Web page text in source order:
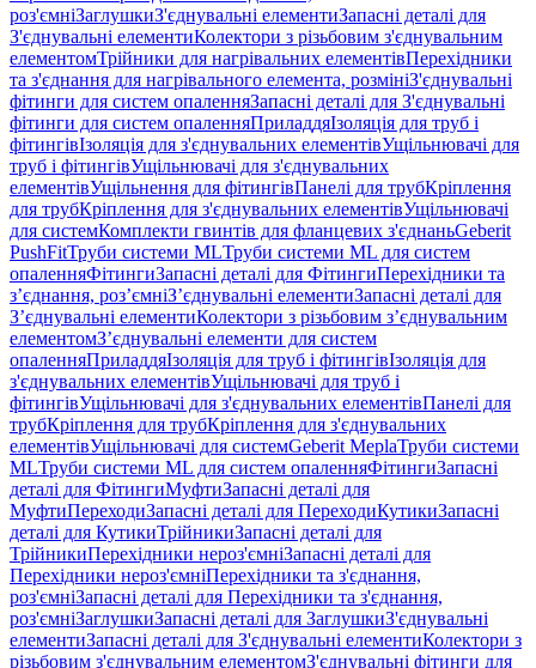
роз'ємніЗаглушкиЗ'єднувальні елементиЗапасні деталі для
З'єднувальні елементиКолектори з різьбовим з'єднувальним
елементомТрійники для нагрівальних елементівПерехідники
та з'єднання для нагрівального елемента, розмініЗ'єднувальні
фітинги для систем опаленняЗапасні деталі для З'єднувальні
фітинги для систем опаленняПриладдяІзоляція для труб і
фітингівІзоляція для з'єднувальних елементівУщільнювачі для
труб і фітингівУщільнювачі для з'єднувальних
елементівУщільнення для фітингівПанелі для трубКріплення
для трубКріплення для з'єднувальних елементівУщільнювачі
для системКомплекти гвинтів для фланцевих з'єднаньGeberit
PushFitТруби системи MLТруби системи ML для систем
опаленняФітингиЗапасні деталі для ФітингиПерехідники та
з’єднання, роз’ємніЗ’єднувальні елементиЗапасні деталі для
З’єднувальні елементиКолектори з різьбовим з’єднувальним
елементомЗ’єднувальні елементи для систем
опаленняПриладдяІзоляція для труб і фітингівІзоляція для
з'єднувальних елементівУщільнювачі для труб і
фітингівУщільнювачі для з'єднувальних елементівПанелі для
трубКріплення для трубКріплення для з'єднувальних
елементівУщільнювачі для системGeberit MeplaТруби системи
MLТруби системи ML для систем опаленняФітингиЗапасні
деталі для ФітингиМуфтиЗапасні деталі для
МуфтиПереходиЗапасні деталі для ПереходиКутикиЗапасні
деталі для КутикиТрійникиЗапасні деталі для
ТрійникиПерехідники нероз'ємніЗапасні деталі для
Перехідники нероз'ємніПерехідники та з'єднання,
роз'ємніЗапасні деталі для Перехідники та з'єднання,
роз'ємніЗаглушкиЗапасні деталі для ЗаглушкиЗ'єднувальні
елементиЗапасні деталі для З'єднувальні елементиКолектори з
різьбовим з'єднувальним елементомЗ'єднувальні фітинги для